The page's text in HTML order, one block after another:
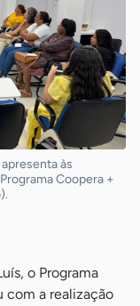
às
Coopera +
o Programa
com a realização